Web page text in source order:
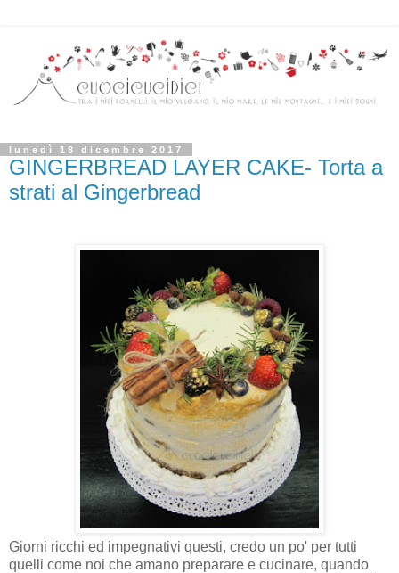
lunedì 18 dicembre 2017
GINGERBREAD LAYER CAKE- Torta a
strati al Gingerbread
Giorni ricchi ed impegnativi questi, credo un po' per tutti
quelli come noi che amano preparare e cucinare, quando